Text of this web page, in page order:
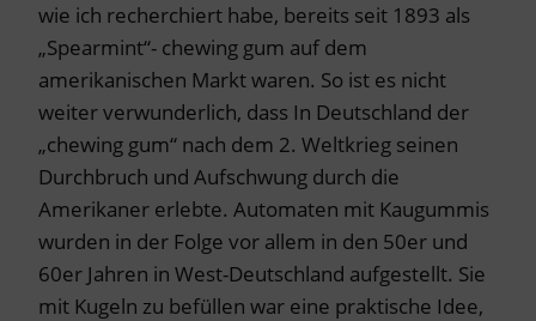
wie ich recherchiert habe, bereits seit 1893 als
„Spearmint“- chewing gum auf dem
amerikanischen Markt waren. So ist es nicht
weiter verwunderlich, dass In Deutschland der
„chewing gum“ nach dem 2. Weltkrieg seinen
Durchbruch und Aufschwung durch die
Amerikaner erlebte. Automaten mit Kaugummis
wurden in der Folge vor allem in den 50er und
60er Jahren in West-Deutschland aufgestellt. Sie
mit Kugeln zu befüllen war eine praktische Idee,